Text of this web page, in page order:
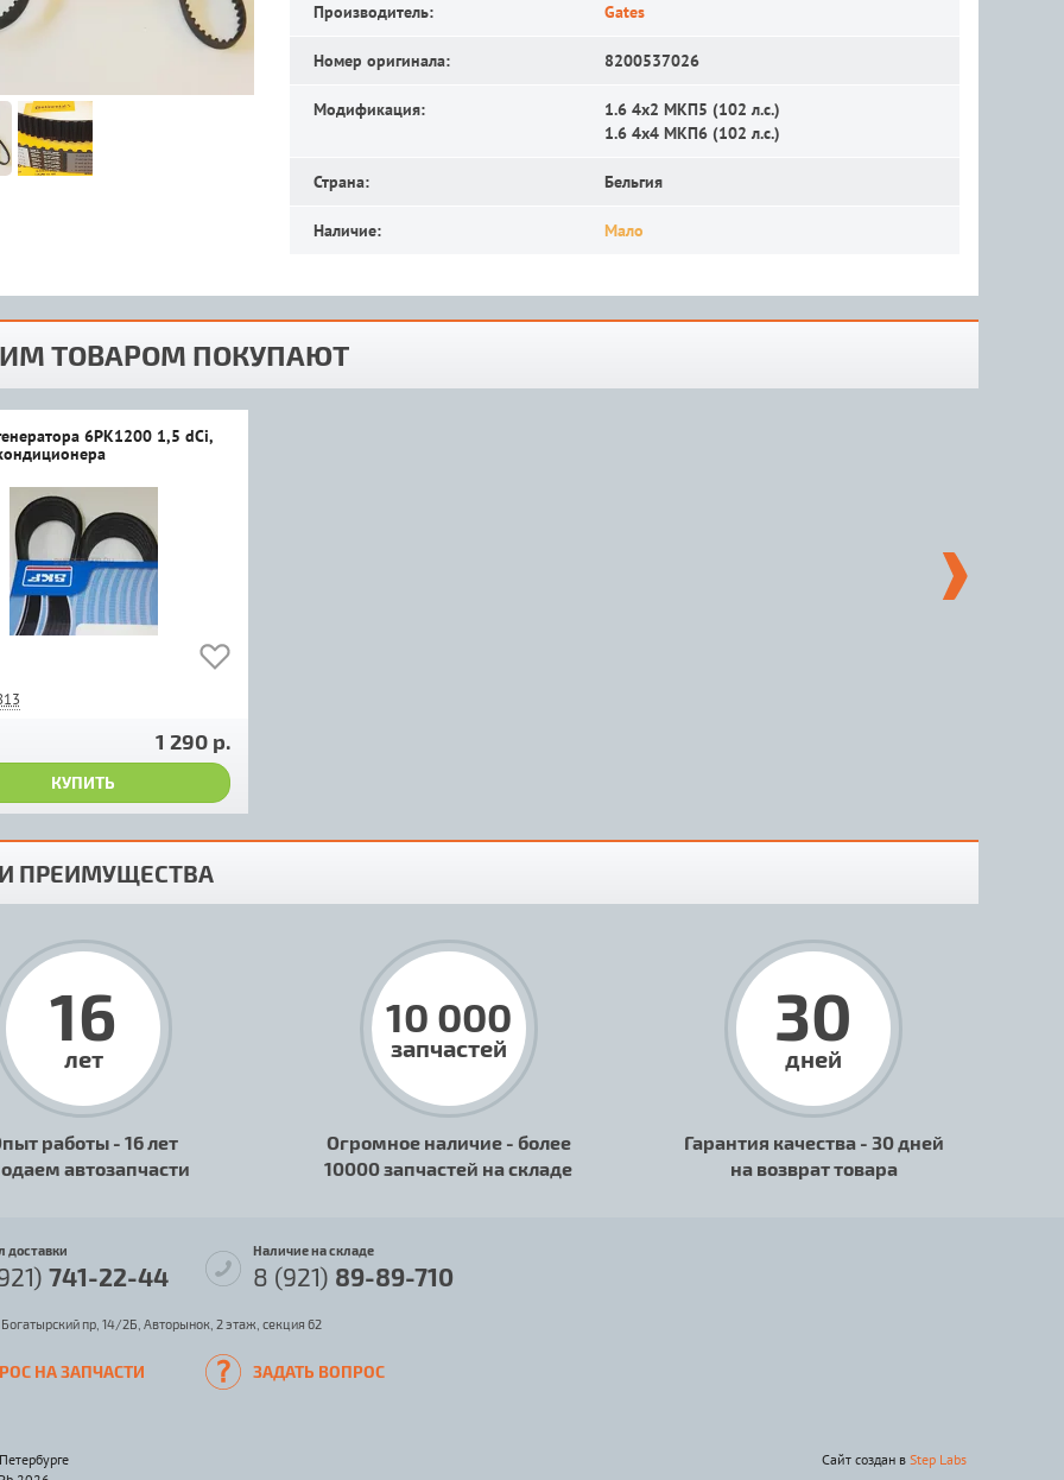
Производитель: Gates
Номер оригинала: 8200537026
Модификация:
1.6 4x2 MКП5 (102 л.с.)
1.6 4x4 MКП6 (102 л.с.)
Страна: Бельгия
Наличие: Мало
ТОВАРОМ ПОКУПАЮТ
6PK1200 1,5 dCi,
1 290 р.
КУПИТЬ
ПРЕИМУЩЕСТВА
16
лет
работы - 16 лет
автозапчасти
10 000
запчастей
Огромное наличие - более
10000 запчастей на складе
30
дней
Гарантия качества - 30 дней
на возврат товара
доставки
741-22-44
Наличие на складе
8 (921) 89-89-710
пр, 14/2Б, Авторынок, 2 этаж, секция 62
НА ЗАПЧАСТИ ЗАДАТЬ ВОПРОС
Сайт создан в Step Labs